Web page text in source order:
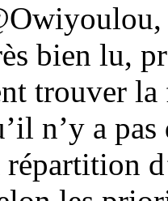
bien lu,
trouver la
n’y a
répartition